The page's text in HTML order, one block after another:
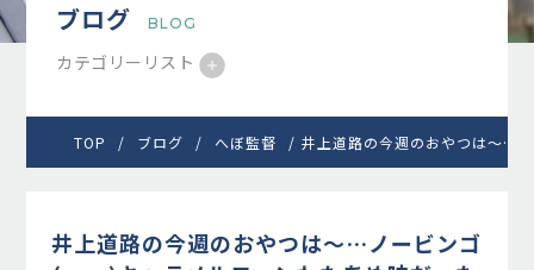
ブログ BLOG
カテゴリーリスト
TOP ブログ へぼ監督 井上道路の今週のおやつは～…
井上道路の今週のおやつは～…ノービンゴ